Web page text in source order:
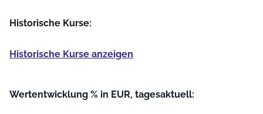
Historische Kurse:
Historische Kurse anzeigen
Wertentwicklung % in EUR, tagesaktuell: